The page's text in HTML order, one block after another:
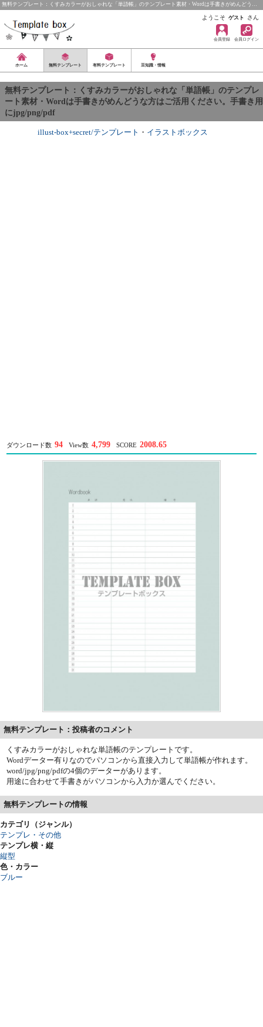
無料テンプレート：くすみカラーがおしゃれな「単語帳」のテンプレート素材・Wordは手書きがめんどう…
ようこそ ゲスト さん
会員登録 会員ログイン
ホーム 無料テンプレート 有料テンプレート 豆知識・情報
無料テンプレート：くすみカラーがおしゃれな「単語帳」のテンプレ
ート素材・Wordは手書きがめんどうな方はご活用ください。手書き用
にjpg/png/pdf
illust-box+secret/テンプレート ・ イラストボックス
ダウンロード数 94 View数 4,799 SCORE 2008.65
無料テンプレート：投稿者のコメント
くすみカラーがおしゃれな単語帳のテンプレートです。
Wordデーター有りなのでパソコンから直接入力して単語帳が作れます。
word/jpg/png/pdfの4個のデーターがあります。
用途に合わせて手書きがパソコンから入力か選んでください。
無料テンプレートの情報
カテゴリ（ジャンル）
テンプレ・その他
テンプレ横・縦
縦型
色・カラー
ブルー